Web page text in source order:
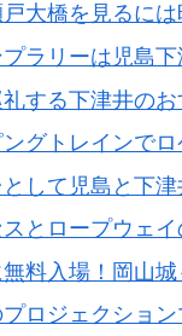
大橋を見るに
ラリーは児島下
する下津井の
グトレインでロ
して児島と下津
とロープウェイ
料入場！岡山
ロジェクショ